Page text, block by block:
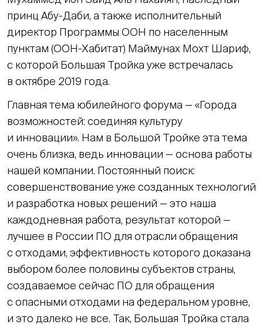
принц Абу-Даби, а также исполнительный
директор Программы ООН по населенным
пунктам (ООН-Хабитат) Маймунах Мохт Шариф,
с которой Большая Тройка уже встречалась
в октябре 2019 года.
Главная тема юбилейного форума — «Города
возможностей: соединяя культуру
и инновации». Нам в Большой Тройке эта тема
очень близка, ведь инновации — основа работы
нашей компании. Постоянный поиск:
совершенствование уже созданных технологий
и разработка новых решений — это наша
каждодневная работа, результат которой —
лучшее в России ПО для отрасли обращения
с отходами, эффективность которого доказана
выбором более половины субъектов страны,
создаваемое сейчас ПО для обращения
с опасными отходами на федеральном уровне,
и это далеко не все. Так, Большая Тройка стала